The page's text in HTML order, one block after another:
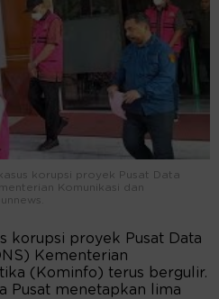
korupsi proyek Pusat Data
Komunikasi dan
korupsi proyek Pusat Data
Kementerian
(Kominfo) terus bergulir.
Pusat menetapkan lima